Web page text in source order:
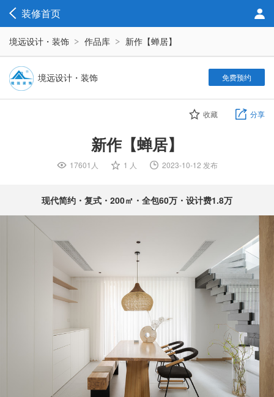
装修首页
境远设计・装饰 作品库 新作【蝉居】
境远设计・装饰 免费预约
收藏 分享
新作【蝉居】
 17601人  1 人  2023-10-12 发布
现代简约・复式・200㎡・全包60万・设计费1.8万